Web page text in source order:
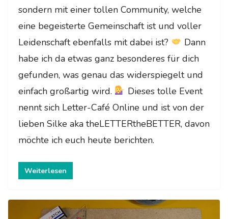
sondern mit einer tollen Community, welche
eine begeisterte Gemeinschaft ist und voller
Leidenschaft ebenfalls mit dabei ist?
Dann
habe ich da etwas ganz besonderes für dich
gefunden, was genau das widerspiegelt und
einfach großartig wird.
Dieses tolle Event
nennt sich Letter-Café Online und ist von der
lieben Silke aka theLETTERtheBETTER, davon
möchte ich euch heute berichten.
Weiterlesen